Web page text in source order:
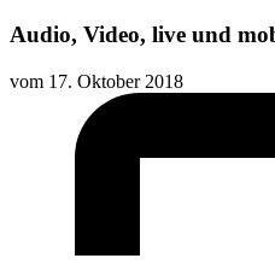
Audio, Video, live und
vom 17. Oktober 2018